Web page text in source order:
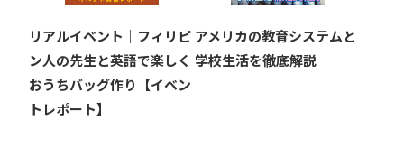
リアルイベント｜フィリピ
ン人の先生と英語で楽しく
おうちバッグ作り【イベン
トレポート】
アメリカの教育システムと
学校生活を徹底解説